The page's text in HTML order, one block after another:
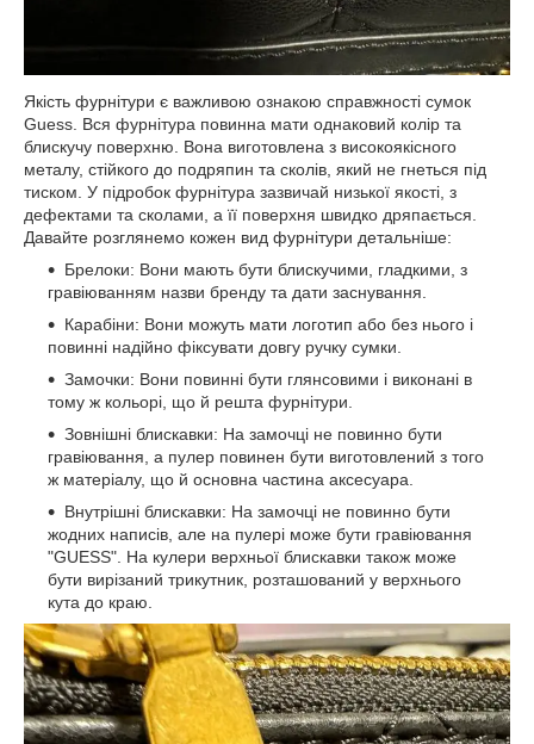
Якість фурнітури є важливою ознакою справжності сумок
Guess. Вся фурнітура повинна мати однаковий колір та
блискучу поверхню. Вона виготовлена з високоякісного
металу, стійкого до подряпин та сколів, який не гнеться під
тиском. У підробок фурнітура зазвичай низької якості, з
дефектами та сколами, а її поверхня швидко дряпається.
Давайте розглянемо кожен вид фурнітури детальніше:
Брелоки: Вони мають бути блискучими, гладкими, з
гравіюванням назви бренду та дати заснування.
Карабіни: Вони можуть мати логотип або без нього і
повинні надійно фіксувати довгу ручку сумки.
Замочки: Вони повинні бути глянсовими і виконані в
тому ж кольорі, що й решта фурнітури.
Зовнішні блискавки: На замочці не повинно бути
гравіювання, а пулер повинен бути виготовлений з того
ж матеріалу, що й основна частина аксесуара.
Внутрішні блискавки: На замочці не повинно бути
жодних написів, але на пулері може бути гравіювання
"GUESS". На кулери верхньої блискавки також може
бути вирізаний трикутник, розташований у верхнього
кута до краю.